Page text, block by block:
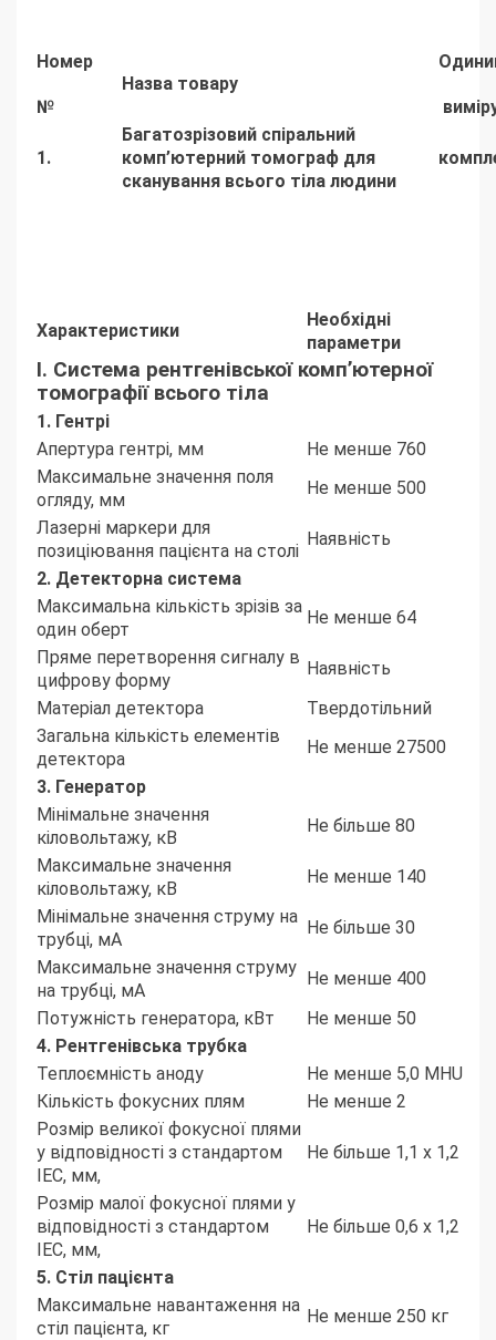
Номер
№
Назва товару
1.
Багатозрізовий спіральний
комп’ютерний томограф для
сканування всього тіла людини
Характеристики
Необхідні
параметри
I. Система рентгенівської комп’ютерної
томографії всього тіла
1. Гентрі
Апертура гентрі, мм
Не менше 760
Максимальне значення поля
огляду, мм
Не менше 500
Лазерні маркери для
позиціювання пацієнта на столі
Наявність
2. Детекторна система
Максимальна кількість зрізів за
один оберт
Не менше 64
Пряме перетворення сигналу в
цифрову форму
Наявність
Матеріал детектора
Твердотільний
Загальна кількість елементів
детектора
Не менше 27500
3. Генератор
Мінімальне значення
кіловольтажу, кВ
Не більше 80
Максимальне значення
кіловольтажу, кВ
Не менше 140
Мінімальне значення струму на
трубці, мА
Не більше 30
Максимальне значення струму
на трубці, мА
Не менше 400
Потужність генератора, кВт
Не менше 50
4. Рентгенівська трубка
Теплоємність аноду
Не менше 5,0 MHU
Кількість фокусних плям
Не менше 2
Розмір великої фокусної плями
у відповідності з стандартом
IEC, мм,
Не більше 1,1 х 1,2
Розмір малої фокусної плями у
відповідності з стандартом
IEC, мм,
Не більше 0,6 х 1,2
5. Стіл пацієнта
Максимальне навантаження на
стіл пацієнта, кг
Не менше 250 кг